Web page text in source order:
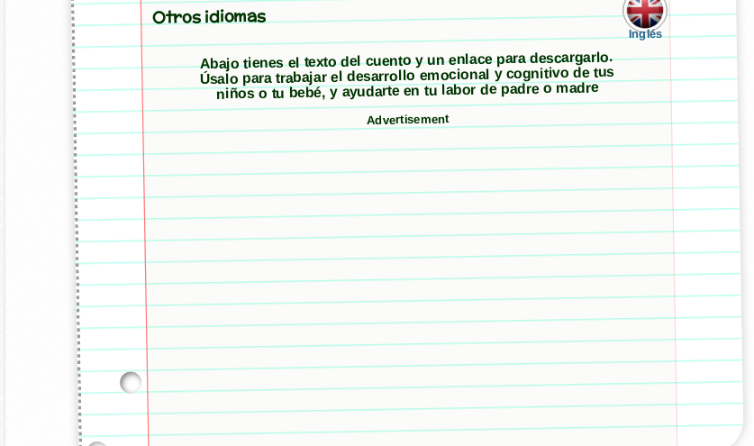
Otros idiomas
Inglés
Abajo tienes el texto del cuento y un enlace para descargarlo.
Úsalo para trabajar el desarrollo emocional y cognitivo de tus
niños o tu bebé, y ayudarte en tu labor de padre o madre
Advertisement